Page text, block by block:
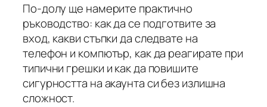
По-долу ще намерите практично
ръководство: как да се подготвите за
вход, какви стъпки да следвате на
телефон и компютър, как да реагирате при
типични грешки и как да повишите
сигурността на акаунта си без излишна
сложност.